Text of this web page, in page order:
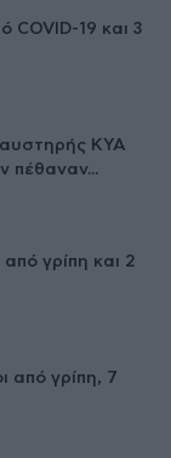
COVID-19 και 3
ΚΥΑ
πέθαναν...
γρίπη και 2
από γρίπη, 7